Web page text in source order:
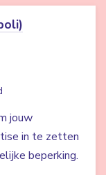
jouw
in te zetten
beperking.